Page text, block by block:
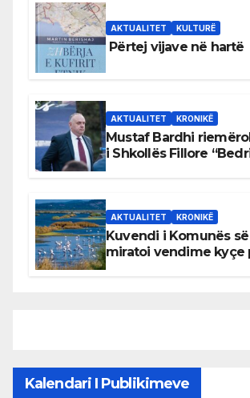
AKTUALITET KULTURË
Përtej vijave në hartë
AKTUALITET KRONIKË
Mustaf Bardhi
i Shkollës Fillore
AKTUALITET KRONIKË
Kuvendi i Komunës
miratoi vendime kyçe
Kalendari I Publikimeve